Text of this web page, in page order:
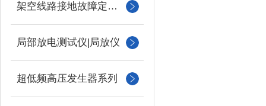
架空线路接地故障定位仪
局部放电测试仪|局放仪
超低频高压发生器系列